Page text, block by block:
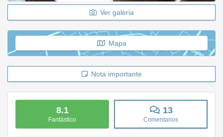
Ver galeria
Mapa
Nota importante
8.1
Fantástico
13
Comentarios